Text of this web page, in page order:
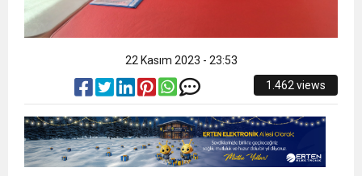
22 Kasım 2023 - 23:53
1.462 views